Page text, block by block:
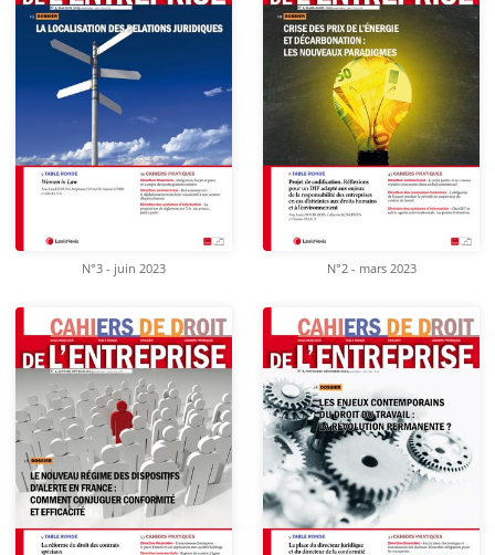
N°3 - juin 2023 N°2 - mars 2023